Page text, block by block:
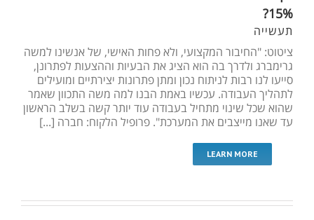
15%?
תעשייה
ציטוט: "החיבור המקצועי, ולא פחות האישי, של אנשינו למשה
גרימברג ולדרך בה הוא הציג את הבעיות וההצעות לפתרונן,
סייעו לנו רבות לניתוח נכון ומתן פתרונות יצירתיים ומועילים
לתהליך העבודה. עכשיו באמת הבנו למה משה התכוון שאמר
שהוא שכל שינוי מתחיל בעבודה עוד יותר קשה בשלב הראשון
עד שאנו מייצבים את המערכת". פרופיל הלקוח: חברה [...]
LEARN MORE